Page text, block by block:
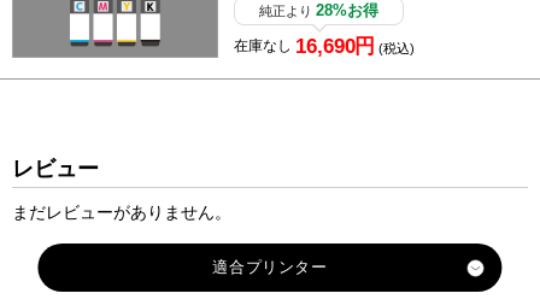
純正より28%お得
在庫なし 16,690円 (税込)
レビュー
まだレビューがありません。